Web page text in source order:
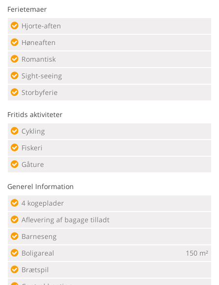
Ferietemaer
Hjorte-aften
Høneaften
Romantisk
Sight-seeing
Storbyferie
Fritids aktiviteter
Cykling
Fiskeri
Gåture
Generel Information
4 kogeplader
Aflevering af bagage tilladt
Barneseng
Boligareal
150 m²
Brætspil